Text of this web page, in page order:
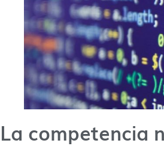
La competencia